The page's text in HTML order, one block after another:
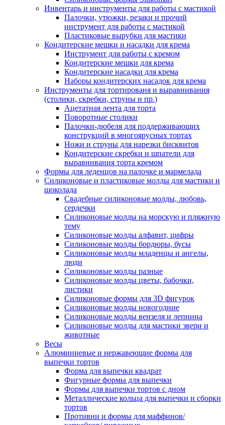
Инвентарь и инструменты для работы с мастикой
Палочки, утюжки, резаки и прочий
инструмент для работы с мастикой
Пластиковые вырубки для мастики
Кондитерские мешки и насадки для крема
Инструмент для работы с кремом
Кондитерские мешки для крема
Кондитерские насадки для крема
Наборы кондитерских насадок для крема
Инструменты для тортированя и выравнивания
(столики, скребки, струны и пр.)
Ацетатная лента для торта
Поворотные столики
Палочки-дюбеля для поддерживающих
конструкций в многоярусных тортах
Ножи и струны для нарезки бисквитов
Кондитерские скребки и шпатели для
выравнивания торта кремом
Формы для леденцов на палочке и мармелада
Силиконовые и пластиковые молды для мастики и
шоколада
Свадебные силиконовые молды, любовь,
сердечки
Силиконовые молды на морскую и пляжную
тему
Силиконовые молды алфавит, цифры
Силиконовые молды бордюры, бусы
Силиконовые молды младенцы и ангелы,
люди
Силиконовые молды разные
Силиконовые молды цветы, бабочки,
листики
Силиконовые формы для 3D фигурок
Силиконовые молды новогодние
Силиконовые молды вензеля и лепнина
Силиконовые молды для мастики звери и
животные
Весы
Алюминиевые и нержавеющие формы для
выпечки тортов
Форма для выпечки квадрат
Фигурные формы для выпечки
Формы для выпечки тортов с дном
Металлические кольца для выпечки и сборки
тортов
Противни и формы для маффинов/